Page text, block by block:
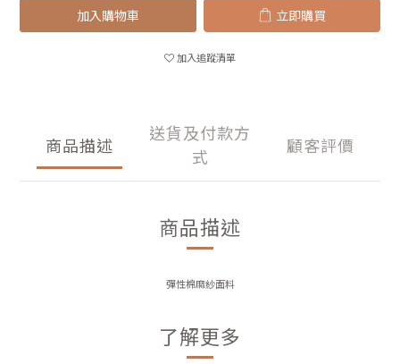
加入購物車 立即購買
加入追蹤清單
商品描述
送貨及付款方
式
顧客評價
商品描述
彈性棉麻紗面料
了解更多